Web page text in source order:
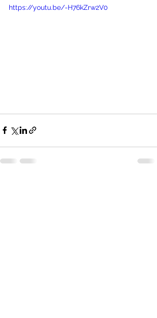
https://youtu.be/-H76kZrw2V0